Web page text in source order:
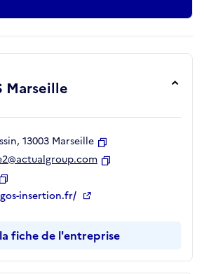
Marseille
13003 Marseille
Copier
Copierinsertion.fr/
fiche de l'entreprise